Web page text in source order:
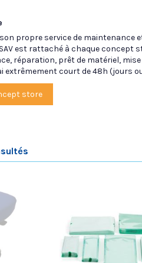
son propre service de
est rattaché à chaque concept
réparation, prêt de matériel,
extrêmement court de 48h (jours
store